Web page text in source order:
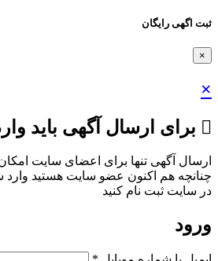
ثبت اگهی رایگان
×
×
برای ارسال آگهی باید
ارسال آگهی تنها برای اعضای سایت
چنانچه هم‌ اکنون عضو سایت هستید وارد
در سایت ثبت نام کنید
ورود